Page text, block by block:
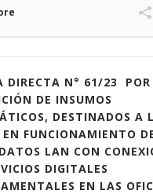
DIRECTA N° 61/23
DE INSUMOS
DESTINADOS A
EN FUNCIONAMIENTO
LAN CON
DIGITALES
EN LAS